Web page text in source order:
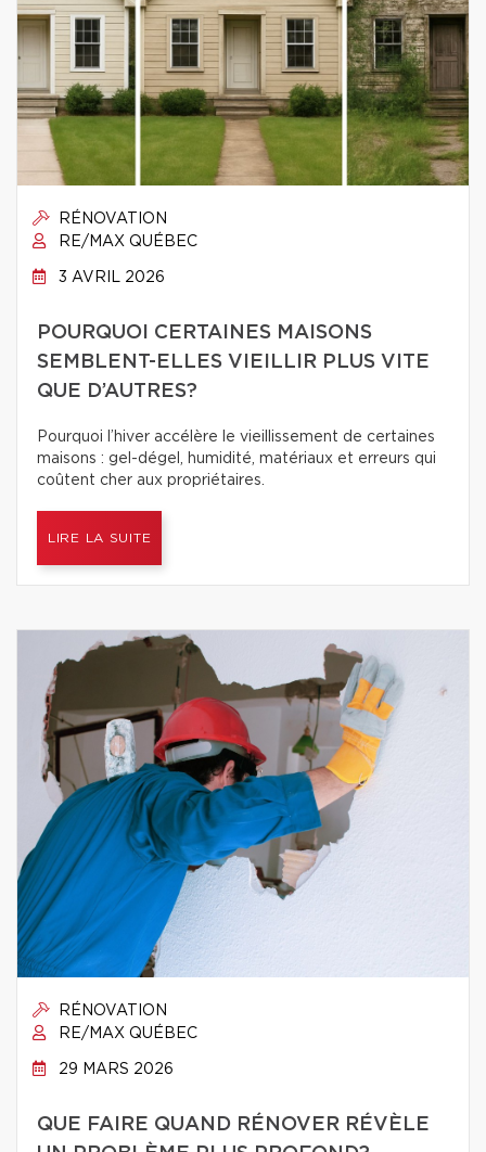
RÉNOVATION
RE/MAX QUÉBEC
3 AVRIL 2026
POURQUOI CERTAINES MAISONS
SEMBLENT-ELLES VIEILLIR PLUS VITE
QUE D’AUTRES?
Pourquoi l’hiver accélère le vieillissement de certaines
maisons : gel-dégel, humidité, matériaux et erreurs qui
coûtent cher aux propriétaires.
LIRE LA SUITE
RÉNOVATION
RE/MAX QUÉBEC
29 MARS 2026
QUE FAIRE QUAND RÉNOVER RÉVÈLE